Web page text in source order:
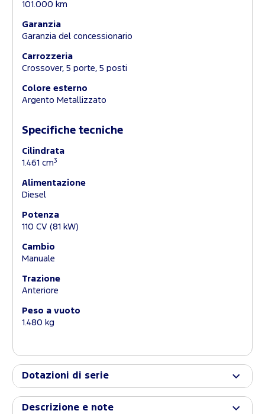
101.000 km
Garanzia
Garanzia del concessionario
Carrozzeria
Crossover, 5 porte, 5 posti
Colore esterno
Argento Metallizzato
Specifiche tecniche
Cilindrata
1.461 cm3
Alimentazione
Diesel
Potenza
110 CV (81 kW)
Cambio
Manuale
Trazione
Anteriore
Peso a vuoto
1.480 kg
Dotazioni di serie
Descrizione e note